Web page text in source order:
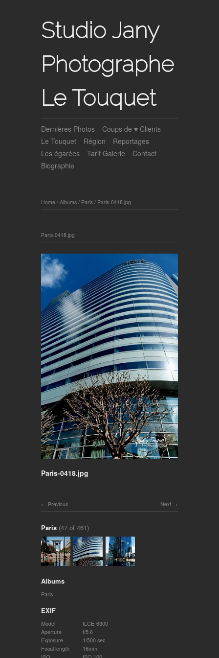
Studio Jany
Photographe
Le Touquet
Dernières Photos
Coups de ♥ Clients
Le Touquet
Région
Reportages
Les égarées
Tarif Galerie
Contact
Biographie
Home / Albums / Paris / Paris-0418.jpg
Paris-0418.jpg
Paris-0418.jpg
Next
Previous
Paris (47 of 461)
Albums
Paris
EXIF
Model
ILCE-6300
Aperture
f/5.6
Exposure
1/500 sec
Focal length
16mm